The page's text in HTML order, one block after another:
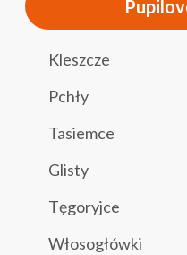
Kleszcze
Pchły
Tasiemce
Glisty
Tęgoryjce
Włosogłówki